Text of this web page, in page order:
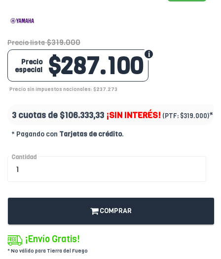
Precio lista $319.000
$287.100
Precio
especial
Precio sin impuestos nacionales: $237.273
3 cuotas de $106.333,33 ¡SIN INTERÉS! (PTF: $319.000)*
* Pagando con Tarjetas de crédito.
Cantidad
COMPRAR
¡Envío Gratis!
* No válido para Tierra del Fuego